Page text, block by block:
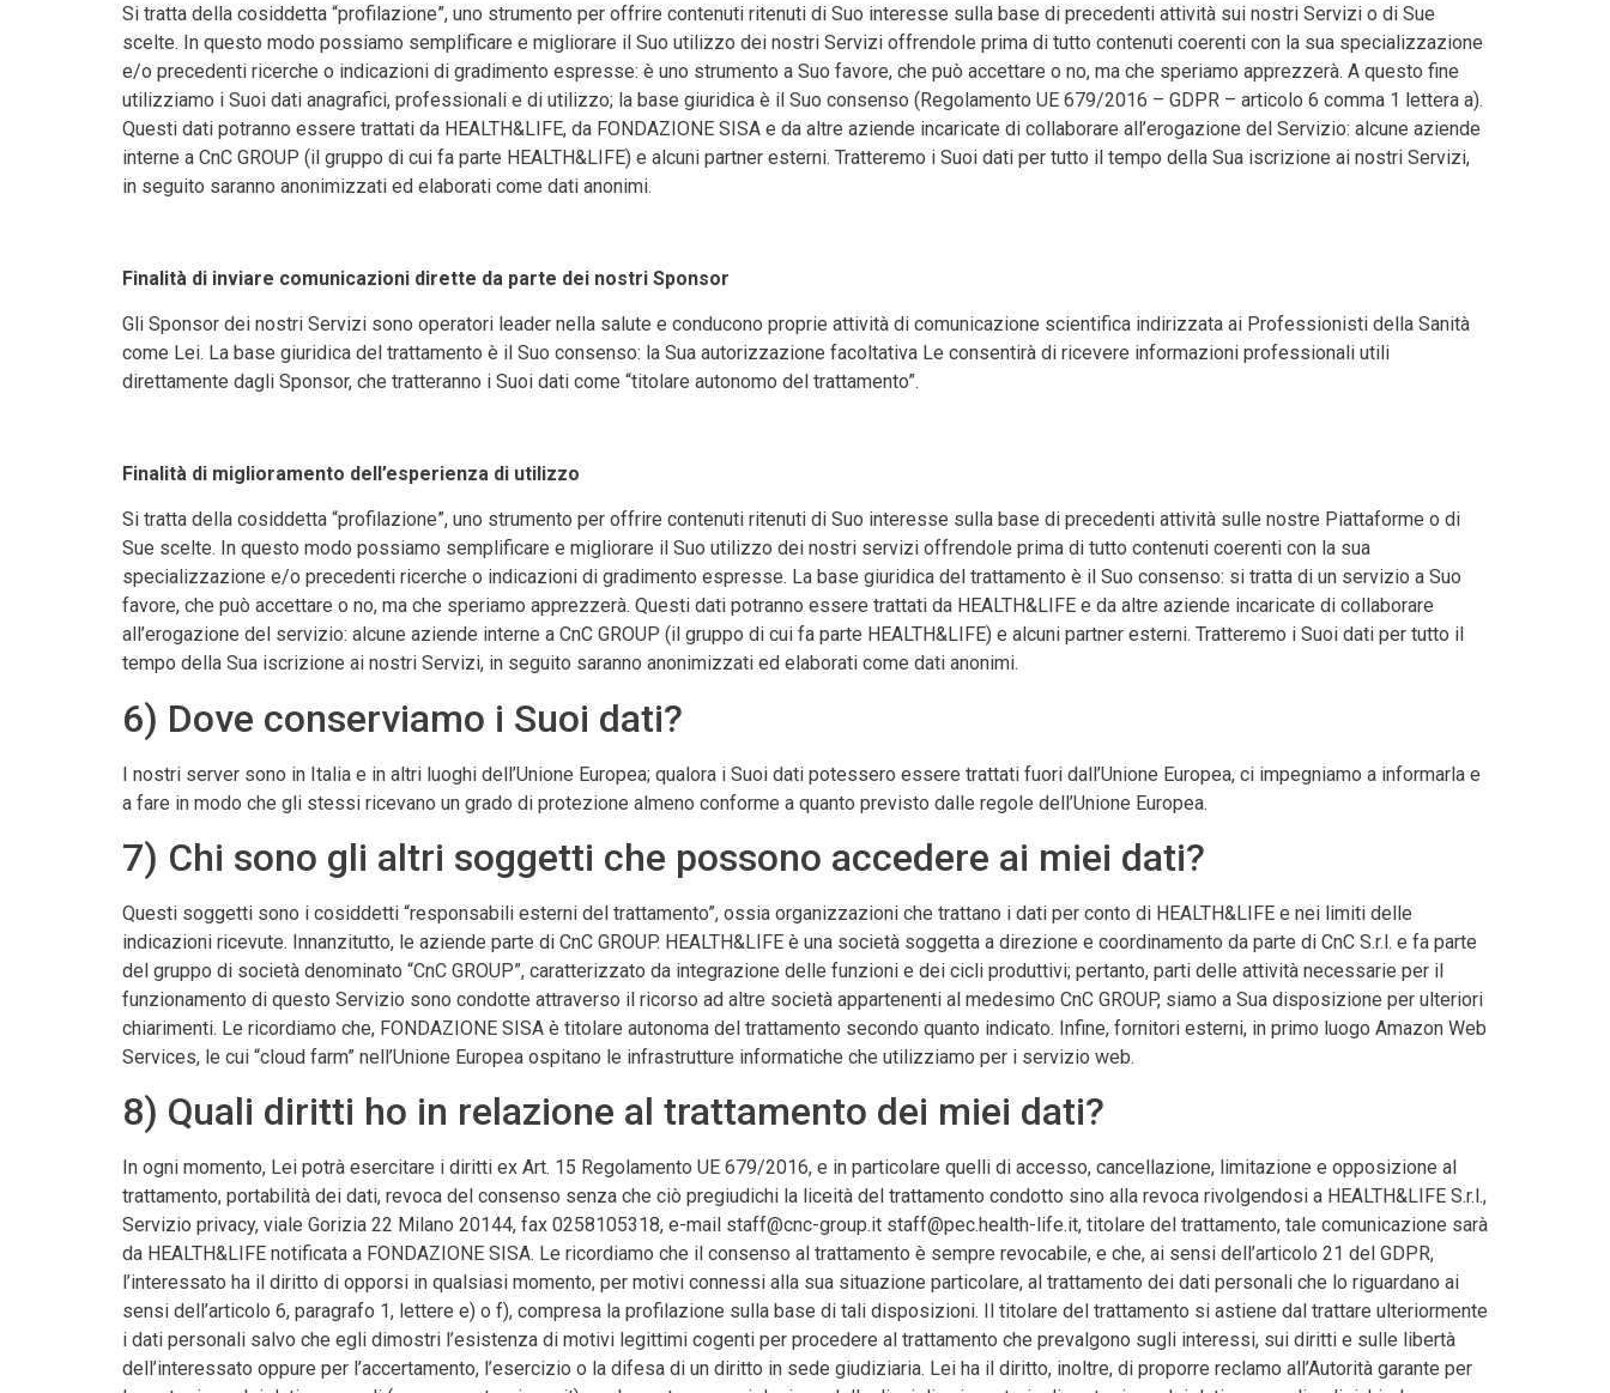
Si tratta della cosiddetta “profilazione”, uno strumento per offrire contenuti ritenuti di Suo interesse sulla base di precedenti attività sui nostri Servizi o di Sue
scelte. In questo modo possiamo semplificare e migliorare il Suo utilizzo dei nostri Servizi offrendole prima di tutto contenuti coerenti con la sua specializzazione
e/o precedenti ricerche o indicazioni di gradimento espresse: è uno strumento a Suo favore, che può accettare o no, ma che speriamo apprezzerà. A questo fine
utilizziamo i Suoi dati anagrafici, professionali e di utilizzo; la base giuridica è il Suo consenso (Regolamento UE 679/2016 – GDPR – articolo 6 comma 1 lettera a).
Questi dati potranno essere trattati da HEALTH&LIFE, da FONDAZIONE SISA e da altre aziende incaricate di collaborare all’erogazione del Servizio: alcune aziende
interne a CnC GROUP (il gruppo di cui fa parte HEALTH&LIFE) e alcuni partner esterni. Tratteremo i Suoi dati per tutto il tempo della Sua iscrizione ai nostri Servizi,
in seguito saranno anonimizzati ed elaborati come dati anonimi.
Finalità di inviare comunicazioni dirette da parte dei nostri Sponsor
Gli Sponsor dei nostri Servizi sono operatori leader nella salute e conducono proprie attività di comunicazione scientifica indirizzata ai Professionisti della Sanità
come Lei. La base giuridica del trattamento è il Suo consenso: la Sua autorizzazione facoltativa Le consentirà di ricevere informazioni professionali utili
direttamente dagli Sponsor, che tratteranno i Suoi dati come “titolare autonomo del trattamento”.
Finalità di miglioramento dell’esperienza di utilizzo
Si tratta della cosiddetta “profilazione”, uno strumento per offrire contenuti ritenuti di Suo interesse sulla base di precedenti attività sulle nostre Piattaforme o di
Sue scelte. In questo modo possiamo semplificare e migliorare il Suo utilizzo dei nostri servizi offrendole prima di tutto contenuti coerenti con la sua
specializzazione e/o precedenti ricerche o indicazioni di gradimento espresse. La base giuridica del trattamento è il Suo consenso: si tratta di un servizio a Suo
favore, che può accettare o no, ma che speriamo apprezzerà. Questi dati potranno essere trattati da HEALTH&LIFE e da altre aziende incaricate di collaborare
all’erogazione del servizio: alcune aziende interne a CnC GROUP (il gruppo di cui fa parte HEALTH&LIFE) e alcuni partner esterni. Tratteremo i Suoi dati per tutto il
tempo della Sua iscrizione ai nostri Servizi, in seguito saranno anonimizzati ed elaborati come dati anonimi.
6) Dove conserviamo i Suoi dati?
I nostri server sono in Italia e in altri luoghi dell’Unione Europea; qualora i Suoi dati potessero essere trattati fuori dall’Unione Europea, ci impegniamo a informarla e
a fare in modo che gli stessi ricevano un grado di protezione almeno conforme a quanto previsto dalle regole dell’Unione Europea.
7) Chi sono gli altri soggetti che possono accedere ai miei dati?
Questi soggetti sono i cosiddetti “responsabili esterni del trattamento”, ossia organizzazioni che trattano i dati per conto di HEALTH&LIFE e nei limiti delle
indicazioni ricevute. Innanzitutto, le aziende parte di CnC GROUP. HEALTH&LIFE è una società soggetta a direzione e coordinamento da parte di CnC S.r.l. e fa parte
del gruppo di società denominato “CnC GROUP”, caratterizzato da integrazione delle funzioni e dei cicli produttivi; pertanto, parti delle attività necessarie per il
funzionamento di questo Servizio sono condotte attraverso il ricorso ad altre società appartenenti al medesimo CnC GROUP, siamo a Sua disposizione per ulteriori
chiarimenti. Le ricordiamo che, FONDAZIONE SISA è titolare autonoma del trattamento secondo quanto indicato. Infine, fornitori esterni, in primo luogo Amazon Web
Services, le cui “cloud farm” nell’Unione Europea ospitano le infrastrutture informatiche che utilizziamo per i servizio web.
8) Quali diritti ho in relazione al trattamento dei miei dati?
In ogni momento, Lei potrà esercitare i diritti ex Art. 15 Regolamento UE 679/2016, e in particolare quelli di accesso, cancellazione, limitazione e opposizione al
trattamento, portabilità dei dati, revoca del consenso senza che ciò pregiudichi la liceità del trattamento condotto sino alla revoca rivolgendosi a HEALTH&LIFE S.r.l.,
Servizio privacy, viale Gorizia 22 Milano 20144, fax 0258105318, e-mail staff@cnc-group.it staff@pec.health-life.it, titolare del trattamento, tale comunicazione sarà
da HEALTH&LIFE notificata a FONDAZIONE SISA. Le ricordiamo che il consenso al trattamento è sempre revocabile, e che, ai sensi dell’articolo 21 del GDPR,
l’interessato ha il diritto di opporsi in qualsiasi momento, per motivi connessi alla sua situazione particolare, al trattamento dei dati personali che lo riguardano ai
sensi dell’articolo 6, paragrafo 1, lettere e) o f), compresa la profilazione sulla base di tali disposizioni. Il titolare del trattamento si astiene dal trattare ulteriormente
i dati personali salvo che egli dimostri l’esistenza di motivi legittimi cogenti per procedere al trattamento che prevalgono sugli interessi, sui diritti e sulle libertà
dell’interessato oppure per l’accertamento, l’esercizio o la difesa di un diritto in sede giudiziaria. Lei ha il diritto, inoltre, di proporre reclamo all’Autorità garante per